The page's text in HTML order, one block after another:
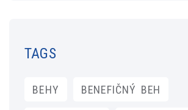
TAGS
BEHY BENEFIČNÝ BEH